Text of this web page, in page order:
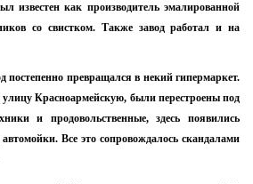
известен как производитель эмалированной
со свистком. Также завод работал и на
постепенно превращался в некий гипермаркет.
Красноармейскую, были перестроены под
и продовольственные, здесь появились
Все это сопровождалось скандалами
конфиденциальности и